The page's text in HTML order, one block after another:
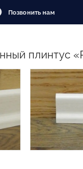
Позвонить нам
плинтус